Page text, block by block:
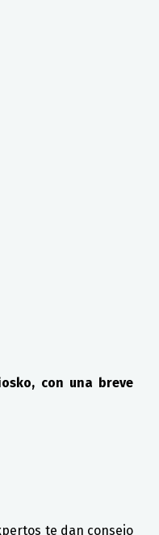
con una breve
te dan consejo